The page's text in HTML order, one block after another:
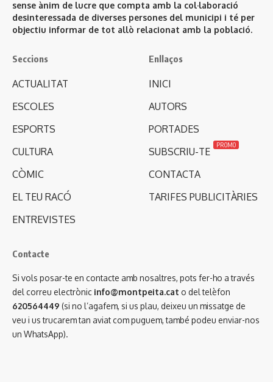
sense ànim de lucre que compta amb la col·laboració
desinteressada de diverses persones del municipi i té per
objectiu informar de tot allò relacionat amb la població.
Seccions
ACTUALITAT
ESCOLES
ESPORTS
CULTURA
CÒMIC
EL TEU RACÓ
ENTREVISTES
Enllaços
INICI
AUTORS
PORTADES
SUBSCRIU-TE
PROMO
CONTACTA
TARIFES PUBLICITÀRIES
Contacte
Si vols posar-te en contacte amb nosaltres, pots fer-ho a través
del correu electrònic info@montpeita.cat o del telèfon
620564449 (si no l’agafem, si us plau, deixeu un missatge de
veu i us trucarem tan aviat com puguem, també podeu enviar-nos
un WhatsApp).